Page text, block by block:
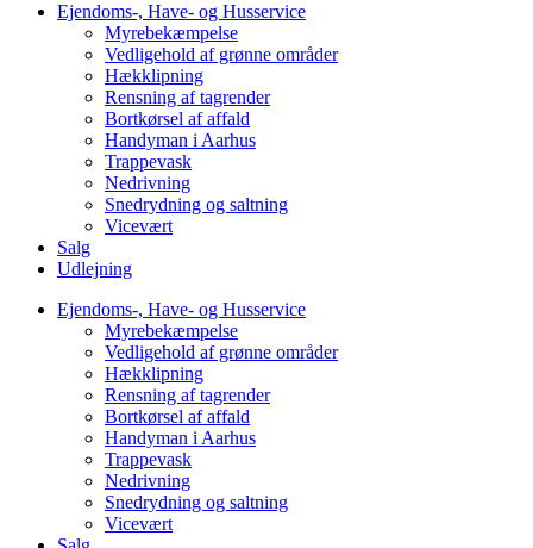
Ejendoms-, Have- og Husservice
Myrebekæmpelse
Vedligehold af grønne områder
Hækklipning
Rensning af tagrender
Bortkørsel af affald
Handyman i Aarhus
Trappevask
Nedrivning
Snedrydning og saltning
Vicevært
Salg
Udlejning
Ejendoms-, Have- og Husservice
Myrebekæmpelse
Vedligehold af grønne områder
Hækklipning
Rensning af tagrender
Bortkørsel af affald
Handyman i Aarhus
Trappevask
Nedrivning
Snedrydning og saltning
Vicevært